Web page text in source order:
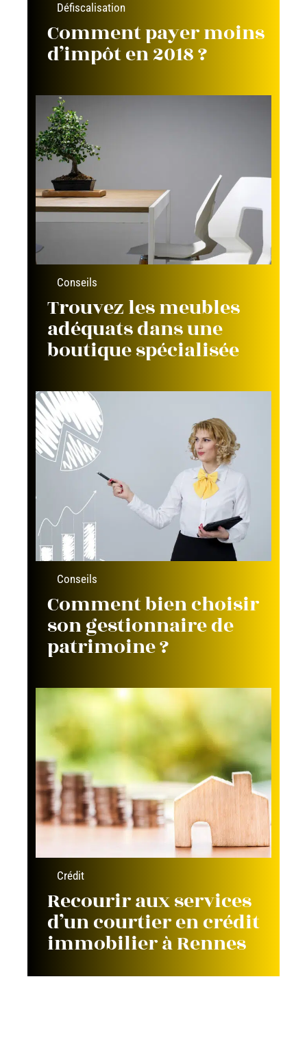
Défiscalisation
Comment payer moins
d’impôt en 2018 ?
Conseils
Trouvez les meubles
adéquats dans une
boutique spécialisée
Conseils
Comment bien choisir
son gestionnaire de
patrimoine ?
Crédit
Recourir aux services
d’un courtier en crédit
immobilier à Rennes